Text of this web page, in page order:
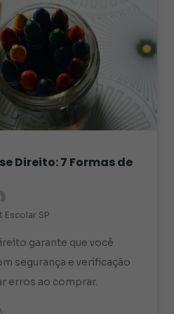
Direito: 7 Formas de
Escolar SP
garante que você
segurança e verificação
erros ao comprar.